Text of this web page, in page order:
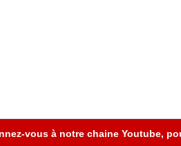
vous à notre chaine Youtube,